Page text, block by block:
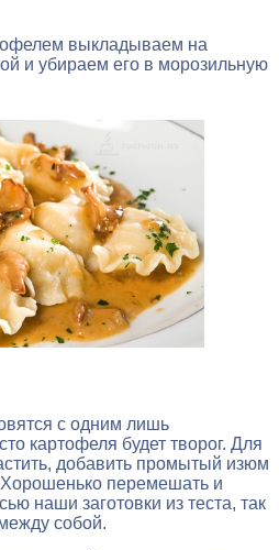
выкладываем на
и убираем его в морозильную
с одним лишь
картофеля будет творог. Для
добавить промытый изюм
перемешать и
наши заготовки из теста, так
собой.